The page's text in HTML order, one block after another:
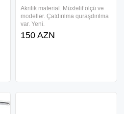
Akrilik material. Müxtəlif ölçü və
modellər. Çatdırılma quraşdırılma
var. Yeni.
150 AZN